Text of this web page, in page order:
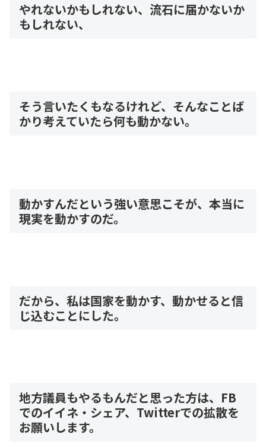
やれないかもしれない、流石に届かないか
もしれない、
そう言いたくもなるけれど、そんなことば
かり考えていたら何も動かない。
動かすんだという強い意思こそが、本当に
現実を動かすのだ。
だから、私は国家を動かす、動かせると信
じ込むことにした。
地方議員もやるもんだと思った方は、FB
でのイイネ・シェア、Twitterでの拡散を
お願いします。